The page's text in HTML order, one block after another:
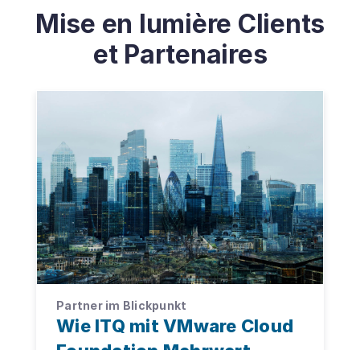
Mise en lumière Clients
et Partenaires
Partner im Blickpunkt
Wie ITQ mit VMware Cloud